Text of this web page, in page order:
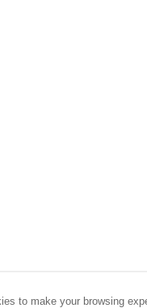
to make your browsing